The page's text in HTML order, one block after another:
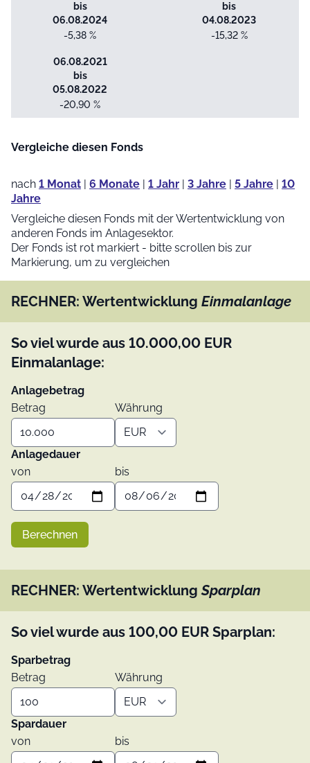
bis
06.08.2024
-5,38 %
bis
04.08.2023
-15,32 %
06.08.2021
bis
05.08.2022
-20,90 %
Vergleiche diesen Fonds
nach 1 Monat | 6 Monate | 1 Jahr | 3 Jahre | 5 Jahre | 10
Jahre
Vergleiche diesen Fonds mit der Wertentwicklung von
anderen Fonds im Anlagesektor.
Der Fonds ist rot markiert - bitte scrollen bis zur
Markierung, um zu vergleichen
RECHNER: Wertentwicklung Einmalanlage
So viel wurde aus 10.000,00 EUR
Einmalanlage:
Anlagebetrag
Betrag
Währung
Anlagedauer
von
bis
Berechnen
RECHNER: WertentwicklungSparplan
So viel wurde aus 100,00 EUR Sparplan:
Sparbetrag
Betrag
Währung
Spardauer
von
bis